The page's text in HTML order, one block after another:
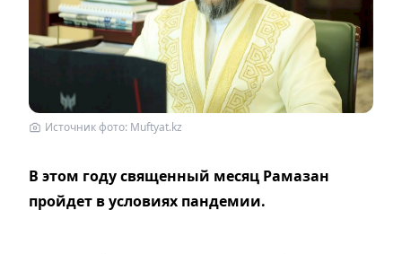
Источник фото: Muftyat.kz
В этом году священный месяц Рамазан
пройдет в условиях пандемии.